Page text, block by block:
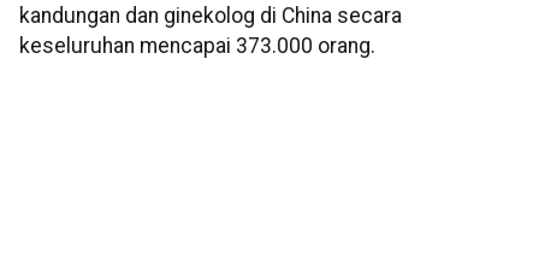
kandungan dan ginekolog di China secara
keseluruhan mencapai 373.000 orang.